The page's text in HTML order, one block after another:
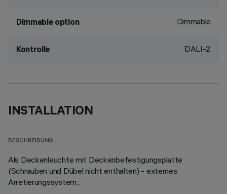
Dimmable option Dimmable
Kontrolle DALI-2
INSTALLATION
BESCHREIBUNG
Als Deckenleuchte mit Deckenbefestigungsplatte
(Schrauben und Dübel nicht enthalten) - externes
Arretierungssystem.;